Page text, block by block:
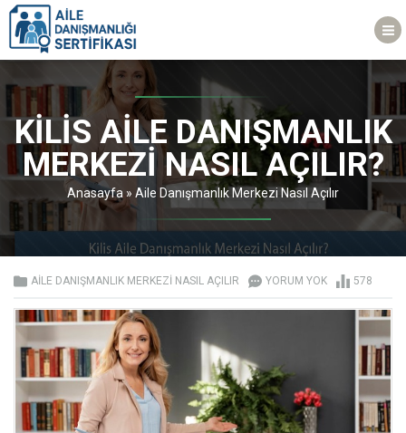
KILIS AILE DANIŞMANLIK
MERKEZI NASIL AÇILIR?
Anasayfa » Aile Danışmanlık Merkezi Nasıl Açılır
AILE DANIŞMANLIK MERKEZI NASIL AÇILIR YORUM YOK 578